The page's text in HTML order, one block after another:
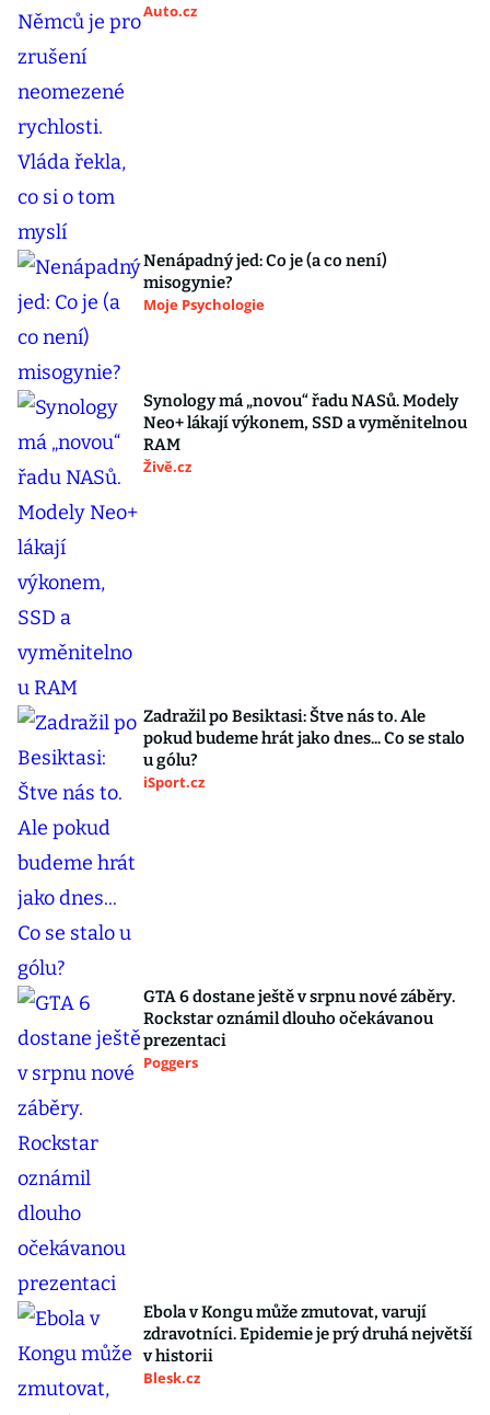
Auto.cz
Nenápadný jed: Co je (a co není)
misogynie?
Moje Psychologie
Synology má „novou“ řadu NASů. Modely
Neo+ lákají výkonem, SSD a vyměnitelnou
RAM
Živě.cz
Zadražil po Besiktasi: Štve nás to. Ale
pokud budeme hrát jako dnes... Co se stalo
u gólu?
iSport.cz
GTA 6 dostane ještě v srpnu nové záběry.
Rockstar oznámil dlouho očekávanou
prezentaci
Poggers
Ebola v Kongu může zmutovat, varují
zdravotníci. Epidemie je prý druhá největší
v historii
Blesk.cz